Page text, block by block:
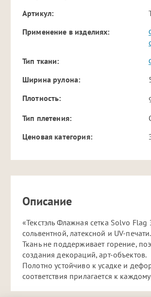
Артикул:
Применение в изделиях:
Тип ткани:
Ширина рулона:
Плотность:
Тип плетения:
Ценовая категория:
Описание
«Текстэль Флажная сетка Solvo
сольвентной, латексной и UV-печати.
Ткань не поддерживает горение,
создания декораций, арт-объектов.
Полотно устойчиво к усадке и
соответствия прилагается к